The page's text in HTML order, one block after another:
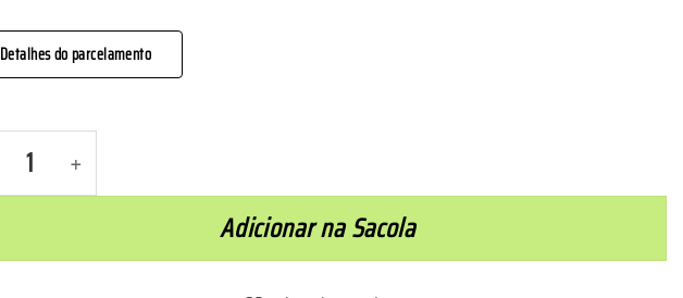
Detalhes do parcelamento
Adicionar na Sacola